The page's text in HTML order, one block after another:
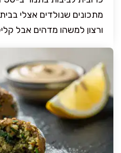
מתכונים שנולדים אצלי
ורצון למשהו מדהים אבל